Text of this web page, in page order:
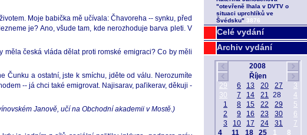
Celé vydání
Archiv vydání
Moje babička mě učívala: Čhavoreha -- synku, před
je? Ano, všude tam, kde nerozhoduje barva pleti. V
měla česká vláda dělat proti romské emigraci? Co by měli
Čunku a ostatní, jste k smíchu, jděte od válu. Nerozumíte
-- já chci také emigrovat. Najisarav, paľikerav, děkuji -
Janově, učí na Obchodní akademii v Mostě.)